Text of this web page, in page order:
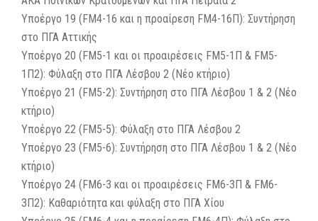
Υποέργο 19 (FM4-16 και η προαίρεση FM4-16Π): Συντήρηση
στο ΠΓΑ Αττικής
Υποέργο 20 (FM5-1 και οι προαιρέσεις FM5-1Π & FM5-
1Π2): Φύλαξη στο ΠΓΑ Λέσβου 2 (Νέο κτήριο)
Υποέργο 21 (FM5-2): Συντήρηση στο ΠΓΑ Λέσβου 1 & 2 (Νέο
κτήριο)
Υποέργο 22 (FM5-5): Φύλαξη στο ΠΓΑ Λέσβου 2
Υποέργο 23 (FM5-6): Συντήρηση στο ΠΓΑ Λέσβου 1 & 2 (Νέο
κτήριο)
Υποέργο 24 (FM6-3 και οι προαιρέσεις FM6-3Π & FM6-
3Π2): Καθαριότητα και φύλαξη στο ΠΓΑ Χίου